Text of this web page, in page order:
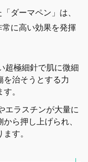
ダーマペン」は、
に高い効果を発揮
超極細針で肌に微細
を治そうとする力
。
エラスチンが大量に
ら押し上げられ、
す。